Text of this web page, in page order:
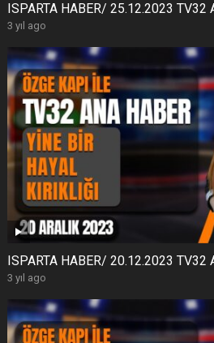
ISPARTA HABER/ 25.12.2023 TV32
3 yıl ago
ISPARTA HABER/ 20.12.2023 TV32
3 yıl ago